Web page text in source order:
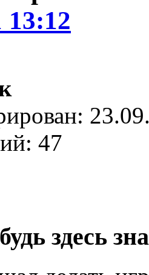
13:12
47
здесь